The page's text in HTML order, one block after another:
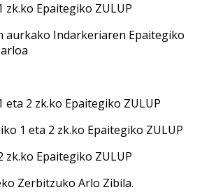
Epaitegiko ZULUP
aurkako Indarkeriaren Epaitegiko
2 zk.ko Epaitegiko ZULUP
1 eta 2 zk.ko Epaitegiko ZULUP
Epaitegiko ZULUP
Zerbitzuko Arlo Zibila.